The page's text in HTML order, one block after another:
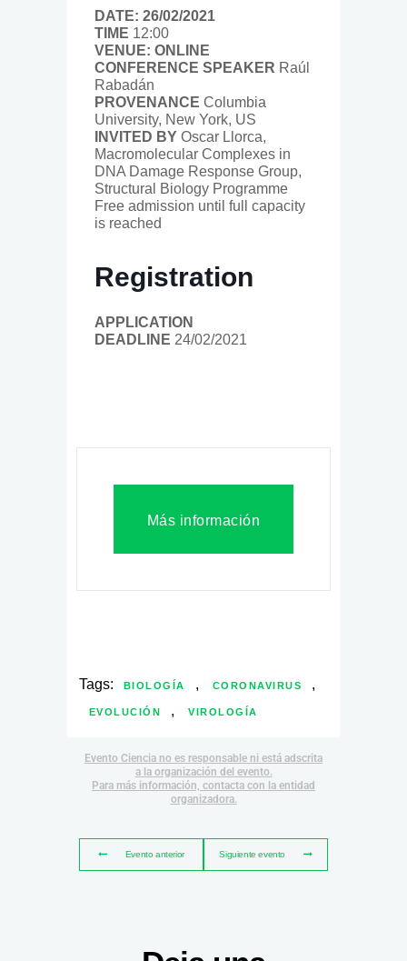
DATE: 26/02/2021
TIME 12:00
VENUE: ONLINE
CONFERENCE SPEAKER Raúl
Rabadán
PROVENANCE Columbia
University, New York, US
INVITED BY Oscar Llorca,
Macromolecular Complexes in
DNA Damage Response Group,
Structural Biology Programme
Free admission until full capacity
is reached
Registration
APPLICATION
DEADLINE 24/02/2021
Más información
Tags: BIOLOGÍA , CORONAVIRUS ,
EVOLUCIÓN , VIROLOGÍA
Evento Ciencia no es responsable ni está adscrita
a la organización del evento.
Para más información, contacta con la entidad
organizadora.
Evento anterior Siguiente evento